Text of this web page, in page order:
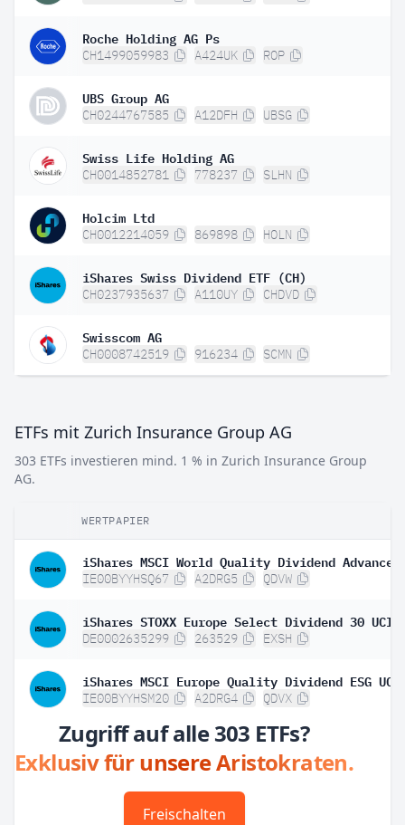
Roche Holding AG Ps
CH1499059983 A424UK ROP
UBS Group AG
CH0244767585 A12DFH UBSG
Swiss Life Holding AG
CH0014852781 778237 SLHN
Holcim Ltd
CH0012214059 869898 HOLN
iShares Swiss Dividend ETF (CH)
CH0237935637 A110UY CHDVD
Swisscom AG
CH0008742519 916234 SCMN
ETFs mit Zurich Insurance Group AG
303 ETFs investieren mind. 1 % in Zurich Insurance Group
AG.
WERTPAPIER
IE00BYYHSQ67 A2DRG5 QDVW
DE0002635299 263529 EXSH
IE00BYYHSM20 A2DRG4 QDVX
Zugriff auf alle 303 ETFs?
Exklusiv für unsere Aristokraten.
Freischalten